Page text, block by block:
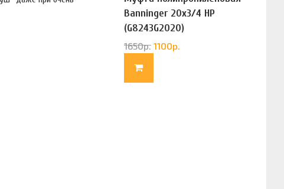
Banninger 20х3/4 НР
(G8243G2020)
1650р. 1100р.